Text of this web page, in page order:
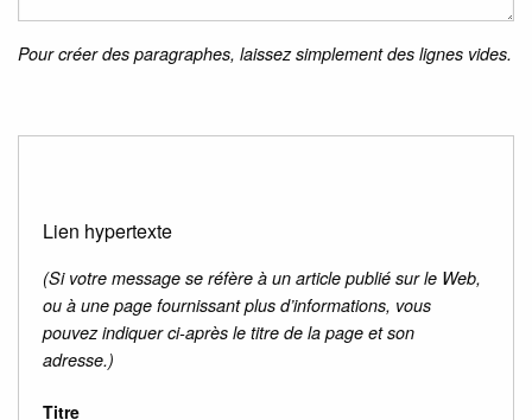
Pour créer des paragraphes, laissez simplement des lignes vides.
Lien hypertexte
(Si votre message se réfère à un article publié sur le Web,
ou à une page fournissant plus d’informations, vous
pouvez indiquer ci-après le titre de la page et son
adresse.)
Titre